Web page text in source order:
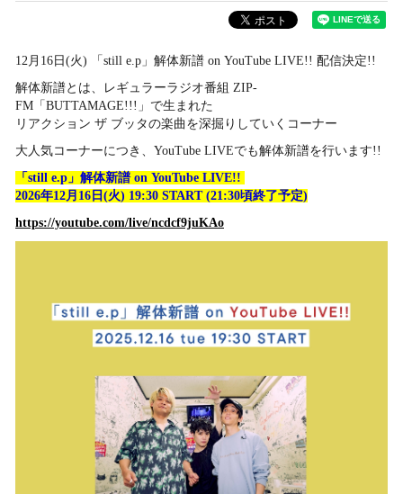
12月16日(火) 「still e.p」解体新譜 on YouTube LIVE!! 配信決定!!
解体新譜とは、レギュラーラジオ番組 ZIP-
FM「BUTTAMAGE!!!」で生まれた
リアクション ザ ブッタの楽曲を深掘りしていくコーナー
大人気コーナーにつき、YouTube LIVEでも解体新譜を行います!!
「still e.p」解体新譜 on YouTube LIVE!!
2026年12月16日(火) 19:30 START (21:30頃終了予定)
https://youtube.com/live/ncdcf9juKAo